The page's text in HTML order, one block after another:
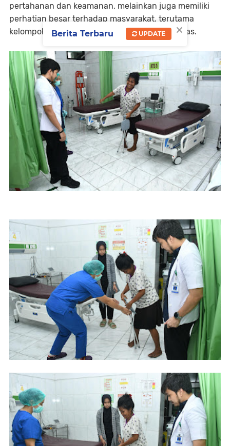
pertahanan dan keamanan, melainkan juga memiliki
perhatian besar terhadap masyarakat, terutama
kelompok rentan seperti penyandang disabilitas.
×
Berita Terbaru UPDATE